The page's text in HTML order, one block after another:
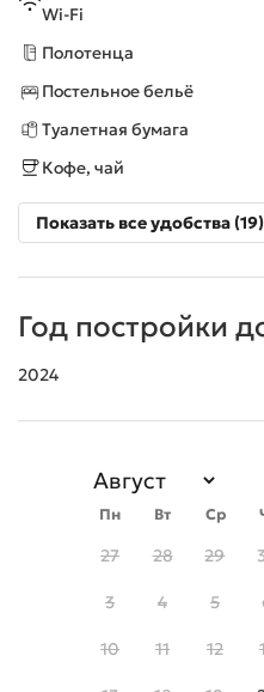
Wi-Fi
Полотенца
Постельное бельё
Туалетная бумага
Кофе, чай
Показать все удобства (19)
Год постройки
2024
Пн Вт Ср
27 28 29
3 4 5
10 11 12